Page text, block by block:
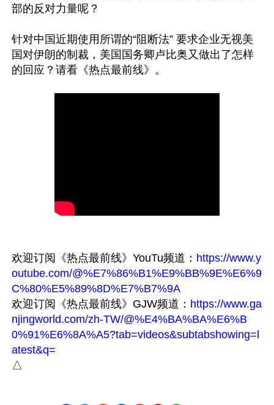
部的反对力量呢？
针对中国近期使用所谓的“阻断法” 要求企业无视美
国对伊朗的制裁，美国国务卿卢比奥又做出了怎样
欢迎订阅《热点最前线》YouTu频道： https://www.y
outube.com/@%E7%86%B1%E9%BB%9E%E6%9
C%80%E5%89%8D%E7%B7%9A
欢迎订阅《热点最前线》GJW频道： https://www.ga
njingworld.com/zh-TW/@%E4%BA%BA%E6%B
0%91%E6%8A%A5?tab=videos&subtabshowing=l
atest&q=